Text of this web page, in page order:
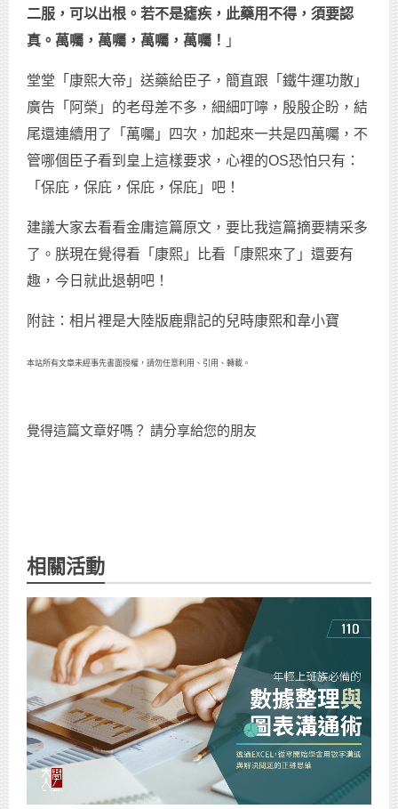
二服，可以出根。若不是瘧疾，此藥用不得，須要認
真。萬囑，萬囑，萬囑，萬囑！ 」
堂堂「康熙大帝」送藥給臣子，簡直跟「鐵牛運功散」
廣告「阿榮」的老母差不多，細細叮嚀，殷殷企盼，結
尾還連續用了「萬囑」四次，加起來一共是四萬囑，不
管哪個臣子看到皇上這樣要求，心裡的OS恐怕只有：
「保庇，保庇，保庇，保庇」吧！
建議大家去看看金庸這篇原文，要比我這篇摘要精采多
了。朕現在覺得看「康熙」比看「康熙來了」還要有
趣，今日就此退朝吧！
附註：相片裡是大陸版鹿鼎記的兒時康熙和韋小寶
本站所有文章未經事先書面授權，請勿任意利用、引用、轉載。
覺得這篇文章好嗎？ 請分享給您的朋友
相關活動